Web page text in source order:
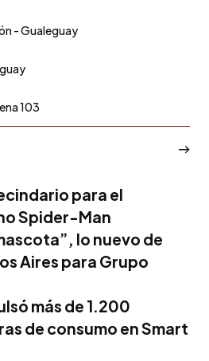
- Gualeguay
103
para el
Spider-Man
lo nuevo de
Aires para Grupo
más de 1.200
de consumo en Smart